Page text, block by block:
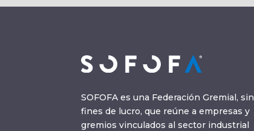
SOFOFA es una Federación Gremial, sin
fines de lucro, que reúne a empresas y
gremios vinculados al sector industrial